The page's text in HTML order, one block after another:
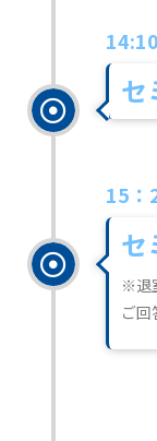
セ
15：
セ
※退
ご回